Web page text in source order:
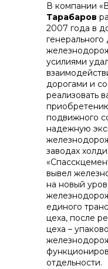
В компании
Тарабаров
2007 года в
усилиями
дорогами и
реализовать
подвижного
надежную
заводах
вывел
на новый
единого
цеха, после
цеха –
отдельности.